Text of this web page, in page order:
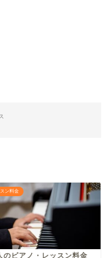
ン料金
のピアノ・レッスン料金